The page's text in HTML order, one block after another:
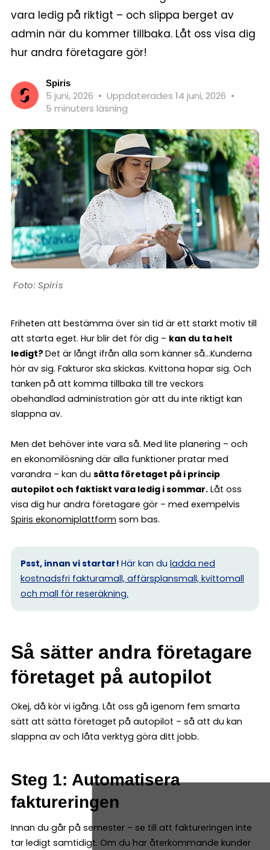
vara ledig på riktigt – och slippa berget av
admin när du kommer tillbaka. Låt oss visa dig
hur andra företagare gör!
Spiris
5 juni, 2026 • Uppdaterades 14 juni, 2026 •
5 minuters läsning
Spiris
Friheten att bestämma över sin tid är ett starkt motiv till
att starta eget. Hur blir det för dig – kan du ta helt
ledigt? Det är långt ifrån alla som känner så…Kunderna
hör av sig. Fakturor ska skickas. Kvittona hopar sig. Och
tanken på att komma tillbaka till tre veckors
obehandlad administration gör att du inte riktigt kan
slappna av.
Men det behöver inte vara så. Med lite planering – och
en ekonomilösning där alla funktioner pratar med
varandra – kan du sätta företaget på i princip
autopilot och faktiskt vara ledig i sommar. Låt oss
visa dig hur andra företagare gör – med exempelvis
Spiris ekonomiplattform som bas.
Psst, innan vi startar! Här kan du ladda ned
kostnadsfri fakturamall, affärsplansmall, kvittomall
och mall för reseräkning.
Så sätter andra företagare
företaget på autopilot
Okej, då kör vi igång. Låt oss gå igenom fem smarta
sätt att sätta företaget på autopilot – så att du kan
slappna av och låta verktyg göra ditt jobb.
Steg 1: Automatisera
faktureringen
Innan du går på semester – se till att faktureringen inte
tar ledigt samtidigt. Om du har återkommande kunder